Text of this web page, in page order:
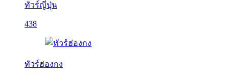
ทัวร์ญี่ปุ่น
438
ทัวร์ฮ่องกง